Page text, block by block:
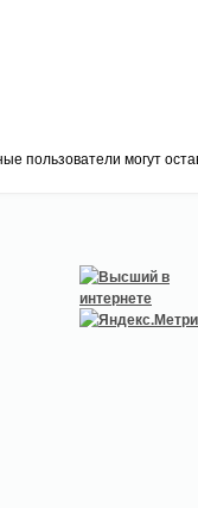
пользователи могут